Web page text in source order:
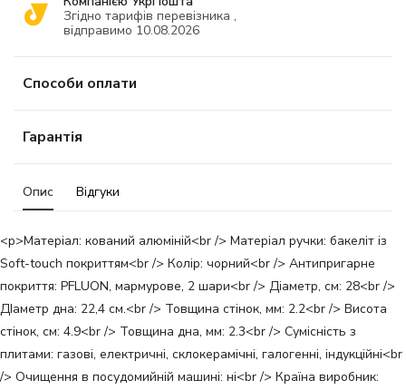
Згідно тарифів перевізника ,
відправимо 10.08.2026
Способи оплати
Гарантія
Опис Відгуки
<p>Матеріал: кований алюміній<br /> Матеріал ручки: бакеліт із
Soft-touch покриттям<br /> Колір: чорний<br /> Антипригарне
покриття: PFLUON, мармурове, 2 шари<br /> Діаметр, см: 28<br />
ДІаметр дна: 22,4 см.<br /> Товщина стінок, мм: 2.2<br /> Висота
стінок, см: 4.9<br /> Товщина дна, мм: 2.3<br /> Сумісність з
плитами: газові, електричні, склокерамічні, галогенні, індукційні<br
/> Очищення в посудомийній машині: ні<br /> Країна виробник: